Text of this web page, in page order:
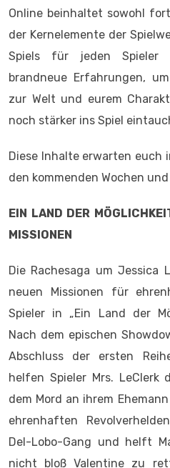
Online beinhaltet sowohl
der Kernelemente der
Spiels für jeden Spieler
brandneue Erfahrungen,
zur Welt und eurem
noch stärker ins Spiel
Diese Inhalte erwarten euch
den kommenden Wochen
EIN LAND DER
MISSIONEN
Die Rachesaga um Jessica
neuen Missionen für
Spieler in „Ein Land der
Nach dem epischen
Abschluss der ersten
helfen Spieler Mrs. LeClerk
dem Mord an ihrem
ehrenhaften
Del-Lobo-Gang und helft
nicht bloß Valentine zu